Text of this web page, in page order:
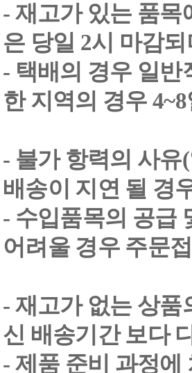
- 재고가 있는 품목
은 당일 2시 마감
- 택배의 경우 일반
한 지역의 경우
- 불가 항력의 사
배송이 지연 될 경
- 수입품목의 공급
어려울 경우 주문
- 재고가 없는 상품
신 배송기간 보다
- 제품 준비 과정